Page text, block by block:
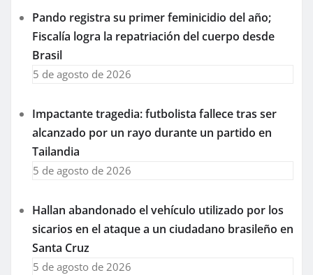
Pando registra su primer feminicidio del año;
Fiscalía logra la repatriación del cuerpo desde
Brasil
5 de agosto de 2026
Impactante tragedia: futbolista fallece tras ser
alcanzado por un rayo durante un partido en
Tailandia
5 de agosto de 2026
Hallan abandonado el vehículo utilizado por los
sicarios en el ataque a un ciudadano brasileño en
Santa Cruz
5 de agosto de 2026